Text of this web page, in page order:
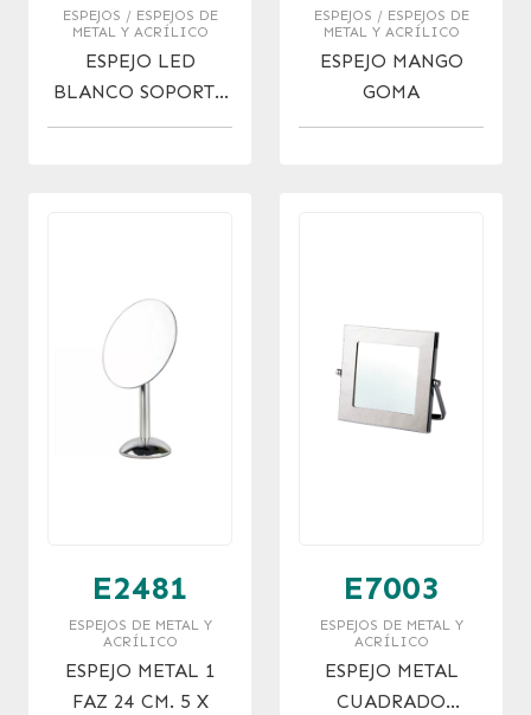
ESPEJOS / ESPEJOS DE
METAL Y ACRÍLICO
ESPEJO LED
BLANCO SOPORTE
TIPO PORTA
ESPEJOS / ESPEJOS DE
METAL Y ACRÍLICO
ESPEJO MANGO
GOMA
E2481
ESPEJOS DE METAL Y
ACRÍLICO
ESPEJO METAL 1
FAZ 24 CM. 5 X
E7003
ESPEJOS DE METAL Y
ACRÍLICO
ESPEJO METAL
CUADRADO